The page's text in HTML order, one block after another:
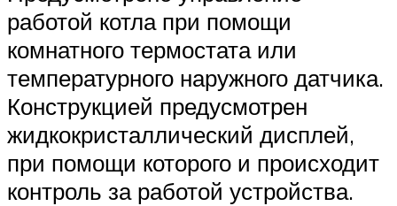
работой котла при помощи
комнатного термостата или
температурного наружного датчика.
Конструкцией предусмотрен
жидкокристаллический дисплей,
при помощи которого и происходит
контроль за работой устройства.